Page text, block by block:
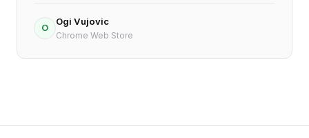
O
Ogi Vujovic
Chrome Web Store